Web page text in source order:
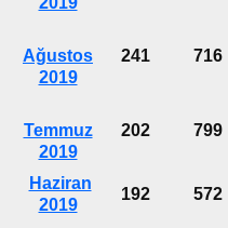
Ağustos
2019
241 716
Temmuz
2019
202 799
Haziran
2019
192 572